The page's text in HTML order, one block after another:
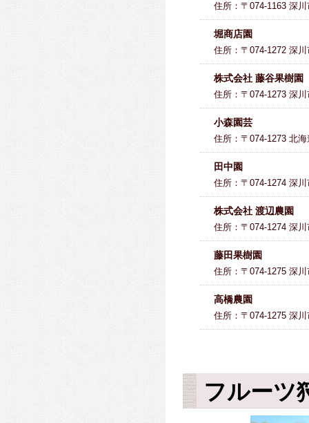
住所：〒074-1163 深
堀商店園
住所：〒074-1272 深
株式会社 藤谷果樹園
住所：〒074-1273 深
小森園芸
住所：〒074-1273 北
田中園
住所：〒074-1274 深
株式会社 渡辺農園
住所：〒074-1274 深
藤田果樹園
住所：〒074-1275 深
高橋農園
住所：〒074-1275 深
フルーツ